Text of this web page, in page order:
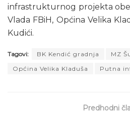
infrastrukturnog projekta
Vlada FBiH, Općina Velika
Kudići.
Tagovi: BK Kendić gradnja
MZ
Općina Velika Kladuša
Putna
Predhodni